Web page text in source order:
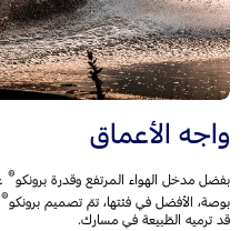
واجه الأعماق
بفضل مدخل الهواء المرتفع وقدرة برونكو®
بوصة، الأفضل في فئتها، تمّ تصميم برونكو®
قد ترميه الطّبيعة في مسارك.